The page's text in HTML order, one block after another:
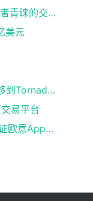
易欧交易所易欧下载：交易者和货币者青睐的交易平台
美元
UwUlend攻击者已将1000枚ETH转移到Tornado Cash
易平台
欧意易app最新版下载：新手注册认证欧意App下载操作教程